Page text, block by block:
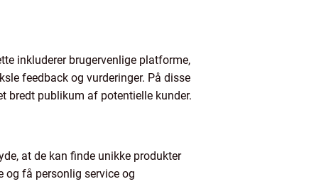
inkluderer brugervenlige platforme,
feedback og vurderinger. På disse
bredt publikum af potentielle kunder.
at de kan finde unikke produkter
og få personlig service og